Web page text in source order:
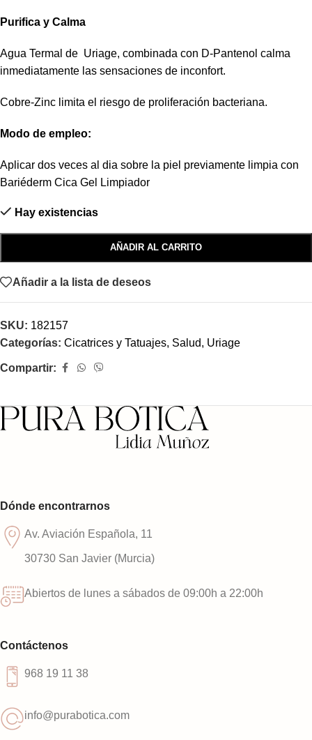
Purifica y Calma
Agua Termal de Uriage, combinada con D-Pantenol calma
inmediatamente las sensaciones de inconfort.
Cobre-Zinc limita el riesgo de proliferación bacteriana.
Modo de empleo:
Aplicar dos veces al dia sobre la piel previamente limpia con
Bariéderm Cica Gel Limpiador
Hay existencias
AÑADIR AL CARRITO
Añadir a la lista de deseos
SKU: 182157
Categorías: Cicatrices y Tatuajes, Salud, Uriage
Compartir:
Dónde encontrarnos
Av. Aviación Española, 11
30730 San Javier (Murcia)
Abiertos de lunes a sábados de 09:00h a 22:00h
Contáctenos
968 19 11 38
info@purabotica.com